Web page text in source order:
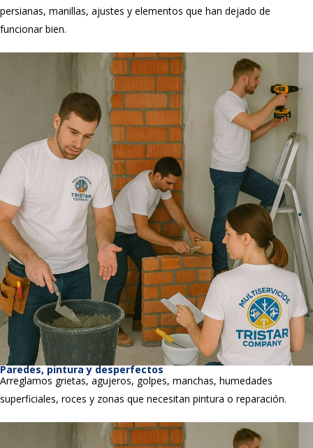
persianas, manillas, ajustes y elementos que han dejado de
funcionar bien.
Paredes, pintura y desperfectos
Arreglamos grietas, agujeros, golpes, manchas, humedades
superficiales, roces y zonas que necesitan pintura o reparación.